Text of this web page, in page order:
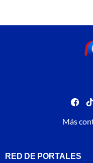
Más
RED DE PORTALES